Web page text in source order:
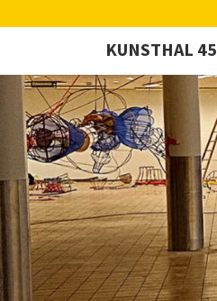
KUNSTHAL 45